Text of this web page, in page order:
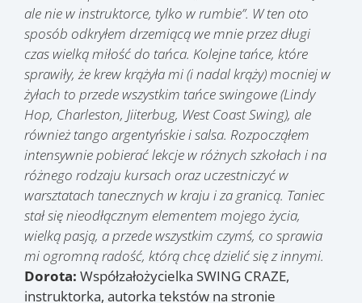
ale nie w instruktorce, tylko w rumbie”. W ten oto
sposób odkryłem drzemiącą we mnie przez długi
czas wielką miłość do tańca. Kolejne tańce, które
sprawiły, że krew krążyła mi (i nadal krąży) mocniej w
żyłach to przede wszystkim tańce swingowe (Lindy
Hop, Charleston, Jiiterbug, West Coast Swing), ale
również tango argentyńskie i salsa. Rozpocząłem
intensywnie pobierać lekcje w różnych szkołach i na
różnego rodzaju kursach oraz uczestniczyć w
warsztatach tanecznych w kraju i za granicą. Taniec
stał się nieodłącznym elementem mojego życia,
wielką pasją, a przede wszystkim czymś, co sprawia
mi ogromną radość, którą chcę dzielić się z innymi.
Dorota: Współzałożycielka SWING CRAZE,
instruktorka, autorka tekstów na stronie